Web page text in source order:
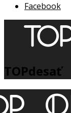
Facebook
TOPdesať